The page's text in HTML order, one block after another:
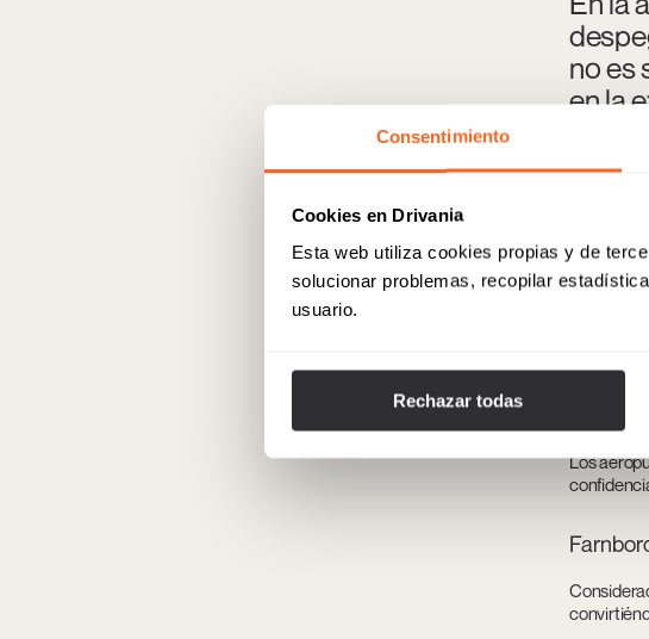
Consentimiento
Cookies en Drivania
Esta web utiliza cookies propias y de
solucionar problemas, recopilar
usuario.
Rechazar todas
no es
en la
Como
privada
tierra, la
En este
Los